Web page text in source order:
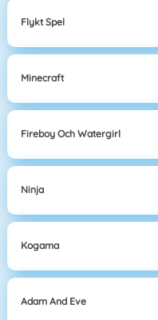
Flykt Spel
Minecraft
Fireboy Och Watergirl
Ninja
Kogama
Adam And Eve